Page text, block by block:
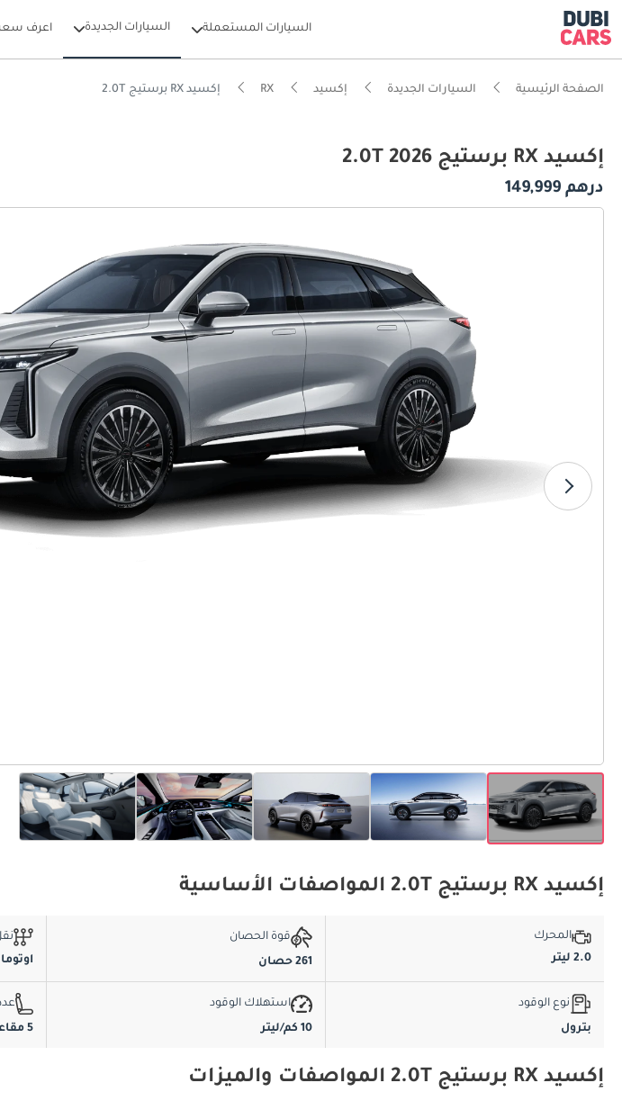
السيارات المستعملة السيارات الجديدة اعرف
الصفحة الرئيسية السيارات الجديدة إكسيد RX إكسيد RX برستيج 2.0T
إكسيد RX برستيج 2.0T 2026
درهم 149,999
إكسيد RX برستيج 2.0T المواصفات الأساسية
المحرك
2.0 ليتر
قوة الحصان
261 حصان
نوع الوقود
بترول
استهلاك الوقود
10 كم/ليتر 5 مقاعد
إكسيد RX برستيج 2.0T المواصفات والميزات